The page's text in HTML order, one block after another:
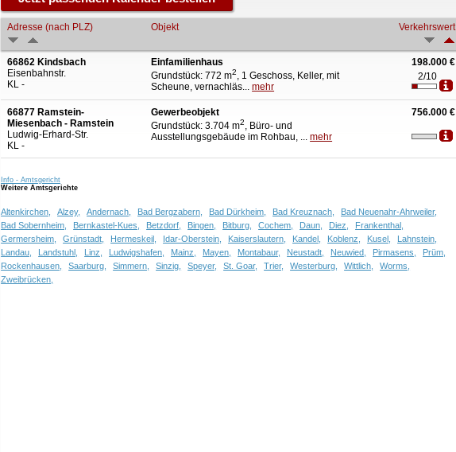
Adresse (nach PLZ) Objekt Verkehrswert
66862 Kindsbach
Eisenbahnstr.
KL -
Einfamilienhaus
Grundstück: 772 m2
, 1 Geschoss, Keller, mit
Scheune, vernachläs...mehr
198.000 €
2/10
66877 Ramstein-
Miesenbach - Ramstein
Ludwig-Erhard-Str.
KL -
Gewerbeobjekt
Grundstück: 3.704 m2
, Büro- und
Ausstellungsgebäude im Rohbau, ...mehr
756.000 €
Info - Amtsgericht
Weitere Amtsgerichte
Altenkirchen, Alzey, Andernach, Bad Bergzabern, Bad Dürkheim, Bad Kreuznach,
Bad Neuenahr-Ahrweiler,
Bad Sobernheim,
Bernkastel-Kues, Betzdorf, Bingen, Bitburg, Cochem, Daun, Diez,
Frankenthal,
Germersheim,
Grünstadt, Hermeskeil, Idar-Oberstein, Kaiserslautern, Kandel, Koblenz, Kusel,
Lahnstein,
Landau,
Landstuhl, Linz, Ludwigshafen, Mainz, Mayen, Montabaur, Neustadt, Neuwied, Pirmasens,
Prüm,
Rockenhausen,
Saarburg, Simmern, Sinzig, Speyer, St. Goar, Trier, Westerburg, Wittlich,
Worms,
Zweibrücken,